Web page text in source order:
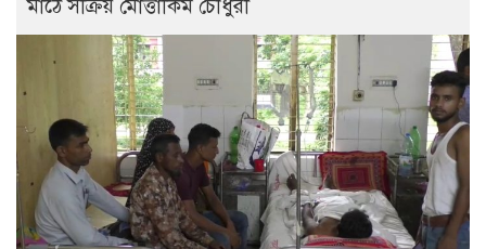
মাঠে সক্রিয় মোত্তাকিম চৌধুরী